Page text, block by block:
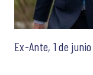
Ex-Ante, 1 de